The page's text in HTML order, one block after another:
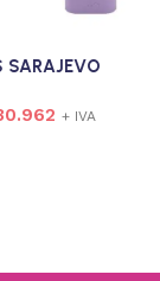
SARAJEVO
+ IVA